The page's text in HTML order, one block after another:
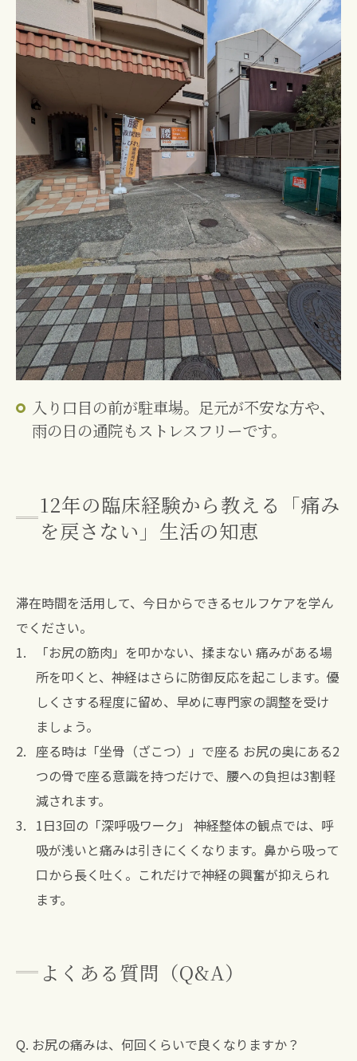
入り口目の前が駐車場。足元が不安な方や、
雨の日の通院もストレスフリーです。
12年の臨床経験から教える「痛み
を戻さない」生活の知恵
滞在時間を活用して、今日からできるセルフケアを学ん
でください。
「お尻の筋肉」を叩かない、揉まない 痛みがある場
所を叩くと、神経はさらに防御反応を起こします。優
しくさする程度に留め、早めに専門家の調整を受け
ましょう。
座る時は「坐骨（ざこつ）」で座る お尻の奥にある2
つの骨で座る意識を持つだけで、腰への負担は3割軽
減されます。
1日3回の「深呼吸ワーク」 神経整体の観点では、呼
吸が浅いと痛みは引きにくくなります。鼻から吸って
口から長く吐く。これだけで神経の興奮が抑えられ
ます。
よくある質問（Q&A）
Q. お尻の痛みは、何回くらいで良くなりますか？